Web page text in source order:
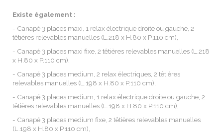
Existe également :
- Canapé 3 places maxi, 1 relax électrique droite ou gauche, 2
têtières relevables manuelles (L.218 x H.80 x P.110 cm),
- Canapé 3 places maxi fixe, 2 têtières relevables manuelles (L.218
x H.80 x P.110 cm),
- Canapé 3 places medium, 2 relax électriques, 2 têtières
relevables manuelles (L.198 x H.80 x P.110 cm),
- Canapé 3 places medium, 1 relax électrique droite ou gauche, 2
têtières relevables manuelles (L.198 x H.80 x P.110 cm),
- Canapé 3 places medium fixe, 2 têtières relevables manuelles
(L.198 x H.80 x P.110 cm),